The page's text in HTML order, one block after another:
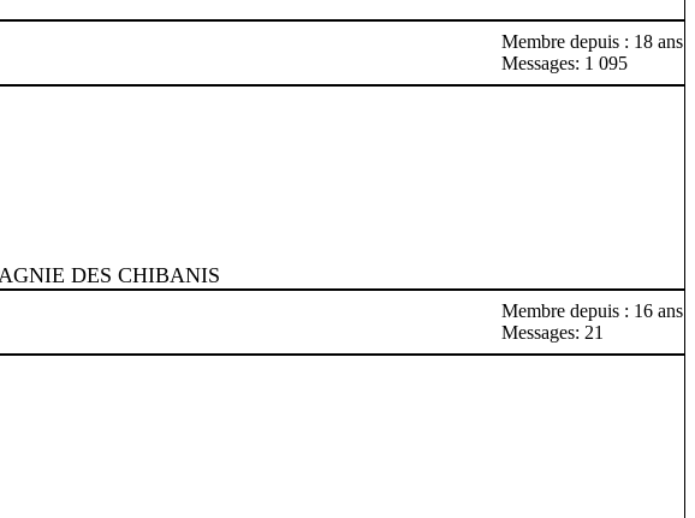
Membre depuis : 18 ans
Messages: 1 095
DES CHIBANIS
Membre depuis : 16 ans
Messages: 21